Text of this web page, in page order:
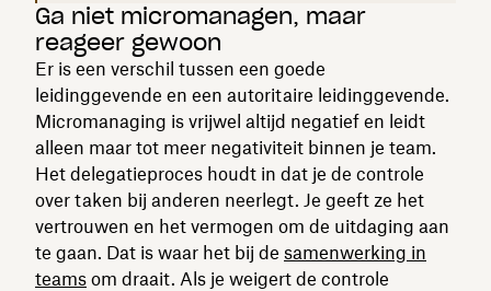
Ga niet micromanagen, maar
reageer gewoon
Er is een verschil tussen een goede
leidinggevende en een autoritaire leidinggevende.
Micromanaging is vrijwel altijd negatief en leidt
alleen maar tot meer negativiteit binnen je team.
Het delegatieproces houdt in dat je de controle
over taken bij anderen neerlegt. Je geeft ze het
vertrouwen en het vermogen om de uitdaging aan
te gaan. Dat is waar het bij de samenwerking in
teams om draait. Als je weigert de controle